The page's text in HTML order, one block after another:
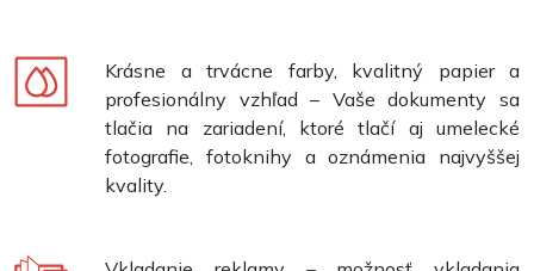
Krásne a trvácne farby, kvalitný papier a
profesionálny vzhľad – Vaše dokumenty sa
tlačia na zariadení, ktoré tlačí aj umelecké
fotografie, fotoknihy a oznámenia najvyššej
kvality.